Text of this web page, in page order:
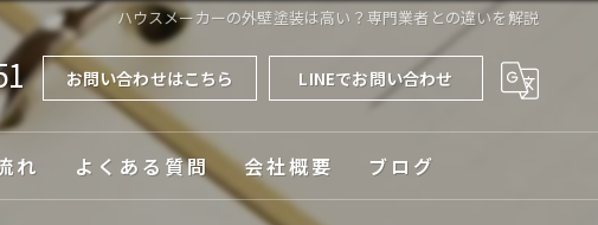
ハウスメーカーの外壁塗装は高い？専門業者との違いを解説
お問い合わせはこちら LINEでお問い合わせ
れ よくある質問 会社概要 ブログ